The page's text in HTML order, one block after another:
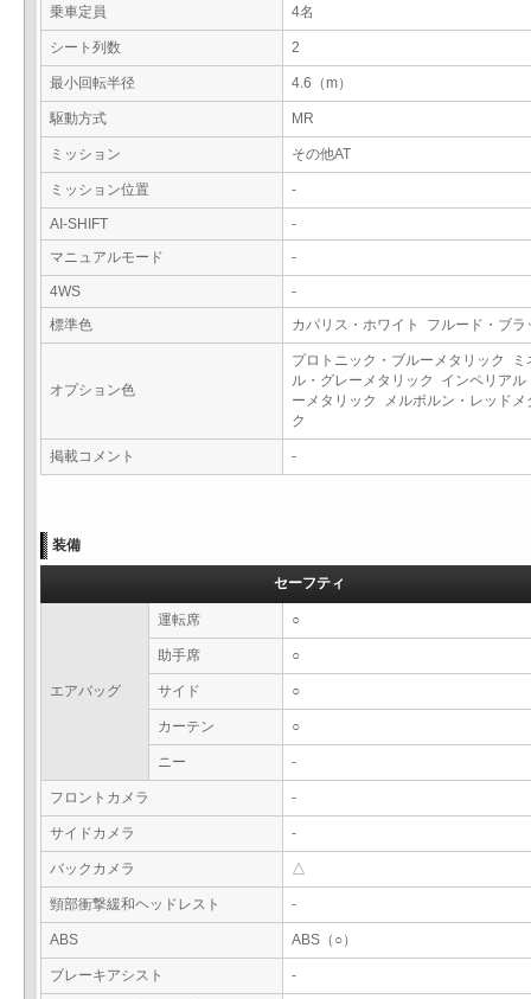
乗車定員 4名
シート列数 2
最小回転半径 4.6（m）
駆動方式 MR
ミッション その他AT
ミッション位置 -
AI-SHIFT
-
マニュアルモード
-
4WS
-
標準色
カパリス・ホワイト フルード・ブ
オプション色
プロトニック・ブルーメタリック ミ
ル・グレーメタリック インペリアル
ーメタリック メルボルン・レッドメ
ク
掲載コメント -
装備
セーフティ
エアバッグ
運転席 ○
助手席 ○
サイド ○
カーテン ○
ニー -
フロントカメラ -
サイドカメラ -
バックカメラ △
頸部衝撃緩和ヘッドレスト -
ABS ABS（○）
ブレーキアシスト -